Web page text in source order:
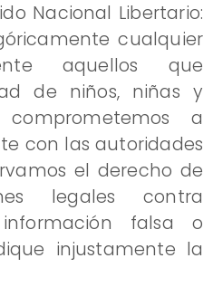
Nacional Libertario:
cualquier
aquellos que
de niños, niñas y
comprometemos a
con las autoridades
el derecho de
legales contra
falsa o
injustamente la